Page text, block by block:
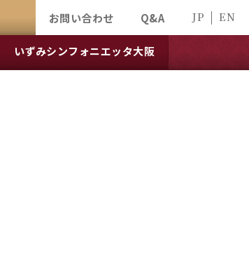
お問い合わせ Q&A JP EN
いずみシンフォニエッタ大阪